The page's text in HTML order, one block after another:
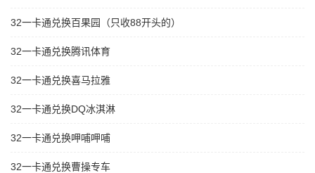
32一卡通兑换百果园（只收88开头的）
32一卡通兑换腾讯体育
32一卡通兑换喜马拉雅
32一卡通兑换DQ冰淇淋
32一卡通兑换呷哺呷哺
32一卡通兑换曹操专车